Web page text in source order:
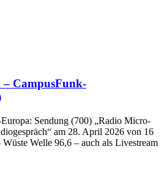
CampusFunk-
Sendung (700) „Radio Micro-
am 28. April 2026 von 16
Welle 96,6 – auch als Livestream